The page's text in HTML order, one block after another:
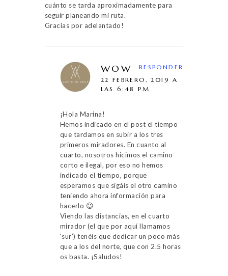
cuánto se tarda aproximadamente para
seguir planeando mi ruta.
Gracias por adelantado!
WOW
22 FEBRERO, 2019 A
LAS 6:48 PM
¡Hola Marina!
Hemos indicado en el post el tiempo
que tardamos en subir a los tres
primeros miradores. En cuanto al
cuarto, nosotros hicimos el camino
corto e ilegal, por eso no hemos
indicado el tiempo, porque
esperamos que sigáis el otro camino
teniendo ahora información para
hacerlo 😉
Viendo las distancias, en el cuarto
mirador (el que por aquí llamamos
‘sur’) tenéis que dedicar un poco más
que a los del norte, que con 2.5 horas
os basta. ¡Saludos!
RESPONDER